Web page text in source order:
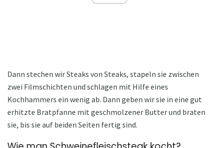
Dann stechen wir Steaks von Steaks, stapeln sie zwischen
zwei Filmschichten und schlagen mit Hilfe eines
Kochhammers ein wenig ab. Dann geben wir sie in eine gut
erhitzte Bratpfanne mit geschmolzener Butter und braten
sie, bis sie auf beiden Seiten fertig sind.